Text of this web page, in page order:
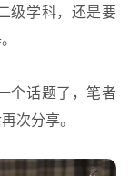
级学科，还是要
个话题了，笔者
次分享。